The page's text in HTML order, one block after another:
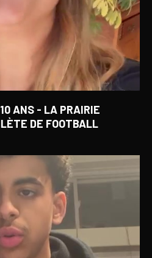
ANS - LA PRAIRIE
DE FOOTBALL